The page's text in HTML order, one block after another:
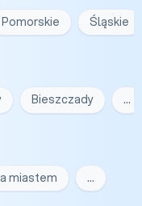
Pomorskie Śląskie
Bieszczady …
miastem …